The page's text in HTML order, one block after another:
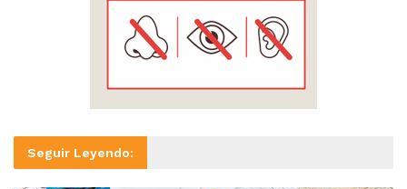
Seguir Leyendo: